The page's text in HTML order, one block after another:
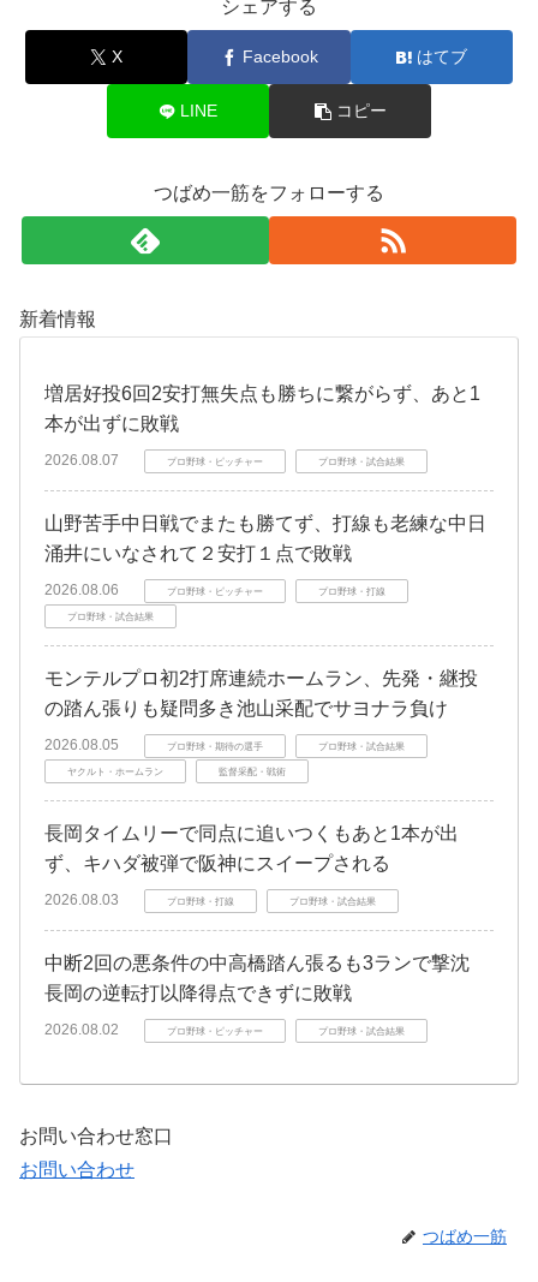
シェアする
X Facebook はてブ
LINE コピー
つばめ一筋をフォローする
新着情報
増居好投6回2安打無失点も勝ちに繋がらず、あと1
本が出ずに敗戦
2026.08.07 プロ野球・ピッチャー プロ野球・試合結果
山野苦手中日戦でまたも勝てず、打線も老練な中日
涌井にいなされて２安打１点で敗戦
2026.08.06 プロ野球・ピッチャー プロ野球・打線
プロ野球・試合結果
モンテルプロ初2打席連続ホームラン、先発・継投
の踏ん張りも疑問多き池山采配でサヨナラ負け
2026.08.05 プロ野球・期待の選手 プロ野球・試合結果
ヤクルト・ホームラン 監督采配・戦術
長岡タイムリーで同点に追いつくもあと1本が出
ず、キハダ被弾で阪神にスイープされる
2026.08.03 プロ野球・打線 プロ野球・試合結果
中断2回の悪条件の中高橋踏ん張るも3ランで撃沈
長岡の逆転打以降得点できずに敗戦
2026.08.02 プロ野球・ピッチャー プロ野球・試合結果
お問い合わせ窓口
お問い合わせ
つばめ一筋